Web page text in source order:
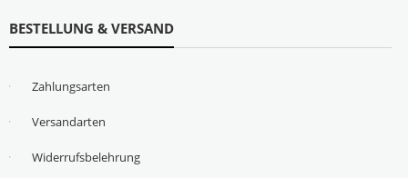
BESTELLUNG & VERSAND
Zahlungsarten
Versandarten
Widerrufsbelehrung